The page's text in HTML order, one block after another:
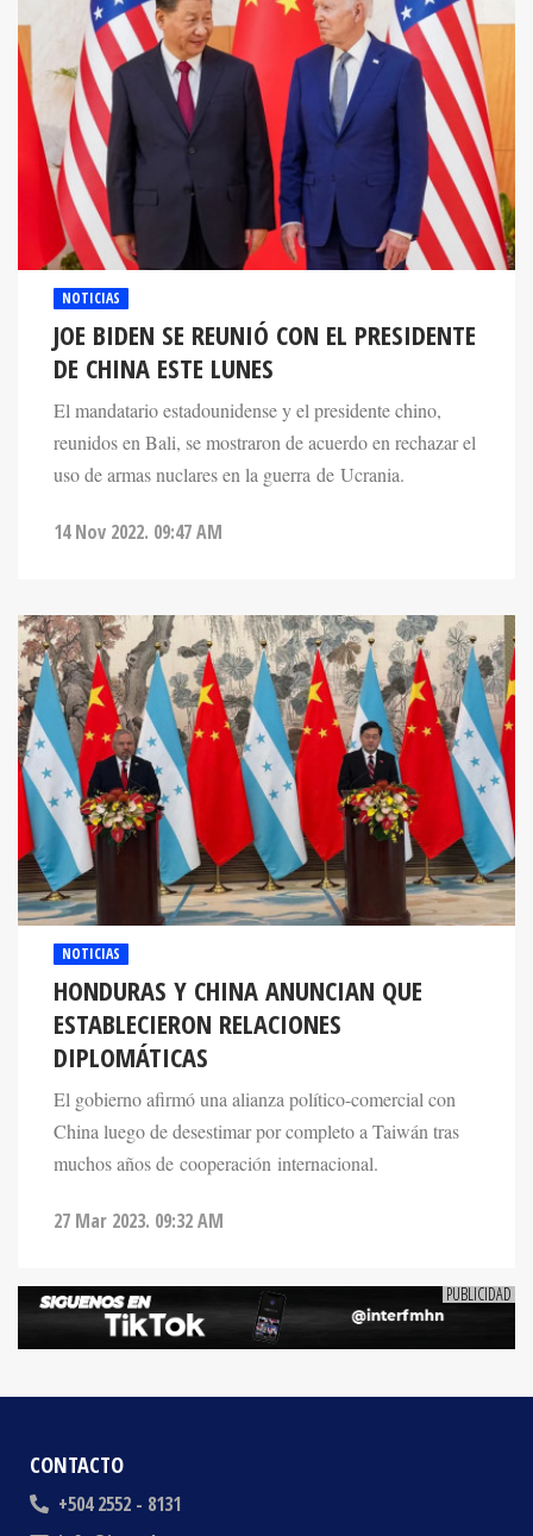
NOTICIAS
JOE BIDEN SE REUNIÓ CON EL PRESIDENTE
DE CHINA ESTE LUNES
El mandatario estadounidense y el presidente chino,
reunidos en Bali, se mostraron de acuerdo en rechazar el
uso de armas nuclares en la guerra de Ucrania.
NOTICIAS
HONDURAS Y CHINA ANUNCIAN QUE
ESTABLECIERON RELACIONES
DIPLOMÁTICAS
El gobierno afirmó una alianza político-comercial con
China luego de desestimar por completo a Taiwán tras
muchos años de cooperación internacional.
CONTACTO
+504 2552 - 8131